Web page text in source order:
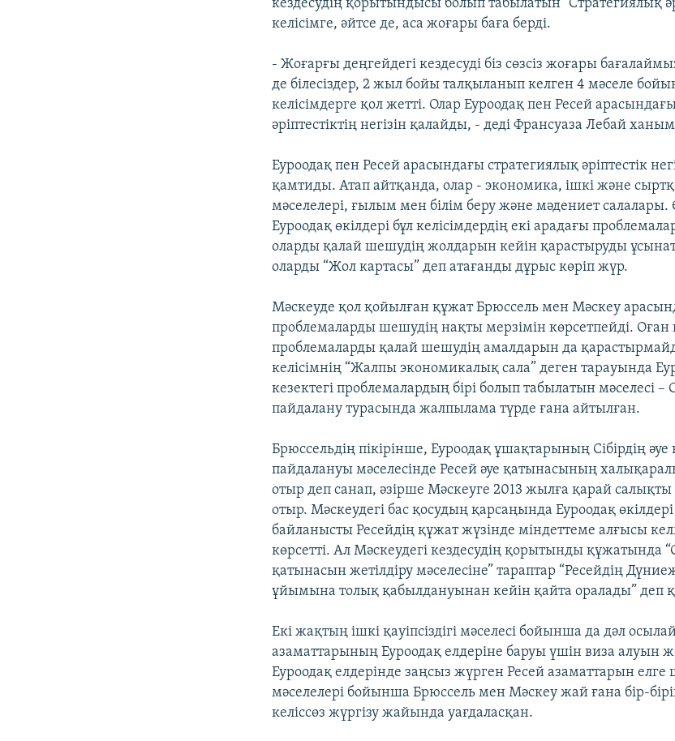
кездесудің қорытындысы болып табылатын “Стратегиялық
келісімге, әйтсе де, аса жоғары баға берді.
- Жоғарғы деңгейдегі кездесуді біз сөзсіз жоғары
де білесіздер, 2 жыл бойы талқыланып келген 4 мәселе
келісімдерге қол жетті. Олар Еуроодақ пен Ресей
әріптестіктің негізін қалайды, - деді Франсуаза Лебай
Еуроодақ пен Ресей арасындағы стратегиялық әріптестік
қамтиды. Атап айтқанда, олар - экономика, ішкі және
мәселелері, ғылым мен білім беру және мәдениет салалары.
Еуроодақ өкілдері бұл келісімдердің екі арадағы
оларды қалай шешудің жолдарын кейін қарастыруды
оларды “Жол картасы” деп атағанды дұрыс көріп жүр.
Мәскеуде қол қойылған құжат Брюссель мен Мәскеу
проблемаларды шешудің нақты мерзімін көрсетпейді. Оған
проблемаларды қалай шешудің амалдарын да
келісімнің “Жалпы экономикалық сала” деген тарауында
кезектегі проблемалардың бірі болып табылатын мәселесі –
пайдалану турасында жалпылама түрде ғана айтылған.
Брюссельдің пікірінше, Еуроодақ ұшақтарының Сібірдің әуе
пайдалануы мәселесінде Ресей әуе қатынасының
отыр деп санап, әзірше Мәскеуге 2013 жылға қарай
отыр. Мәскеудегі бас қосудың қарсаңында Еуроодақ
байланысты Ресейдің құжат жүзінде міндеттеме алғысы
көрсетті. Ал Мәскеудегі кездесудің қорытынды құжатында
қатынасын жетілдіру мәселесіне” тараптар “Ресейдің
ұйымына толық қабылдануынан кейін қайта оралады” деп
Екі жақтың ішкі қауіпсіздігі мәселесі бойынша да дәл
азаматтарының Еуроодақ елдеріне баруы үшін виза алуын
Еуроодақ елдерінде заңсыз жүрген Ресей азаматтарын
мәселелері бойынша Брюссель мен Мәскеу жай ғана бір-
келіссөз жүргізу жайында уағдаласқан.